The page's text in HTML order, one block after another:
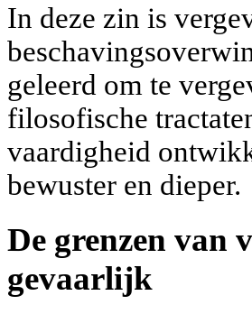
In deze zin is
geleerd om te
filosofische
vaardigheid
bewuster en dieper.
De grenzen van
gevaarlijk